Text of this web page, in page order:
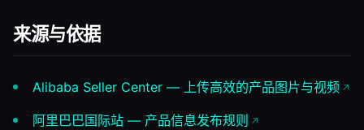
来源与依据
Alibaba Seller Center — 上传高效的产品图片与视频
阿里巴巴国际站 — 产品信息发布规则